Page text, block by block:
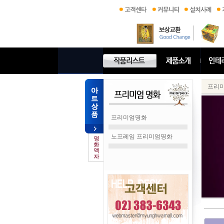
프리미엄명화
노프레임 프리미엄명화
프리